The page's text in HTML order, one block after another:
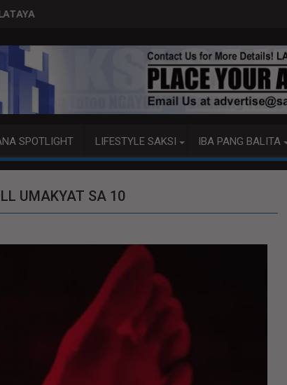
SPOTLIGHT LIFESTYLE SAKSI IBA PANG BALITA
UMAKYAT SA 10